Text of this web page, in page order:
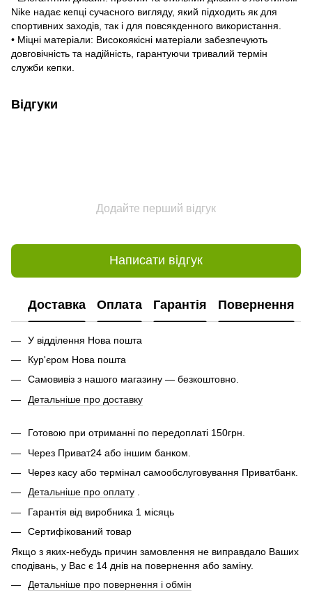
Nike надає кепці сучасного вигляду, який підходить як для
спортивних заходів, так і для повсякденного використання.
• Міцні матеріали: Високоякісні матеріали забезпечують
довговічність та надійність, гарантуючи тривалий термін
служби кепки.
Відгуки
Додайте перший відгук
Написати відгук
Доставка Оплата Гарантія Повернення
У відділення Нова пошта
Кур'єром Нова пошта
Самовивіз з нашого магазину — безкоштовно.
Детальніше про доставку
Готовою при отриманні по передоплаті 150грн.
Через Приват24 або іншим банком.
Через касу або термінал самообслуговування Приватбанк.
Детальніше про оплату .
Гарантія від виробника 1 місяць
Сертифікований товар
Якщо з яких-небудь причин замовлення не виправдало Ваших
сподівань, у Вас є 14 днів на повернення або заміну.
Детальніше про повернення і обмін